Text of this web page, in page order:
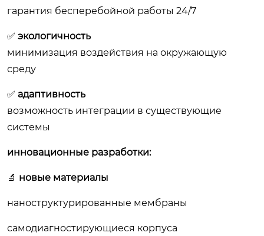
гарантия бесперебойной работы 24/7
✅ экологичность
минимизация воздействия на окружающую
среду
✅ адаптивность
возможность интеграции в существующие
системы
инновационные разработки:
🔬 новые материалы
наноструктурированные мембраны
самодиагностирующиеся корпуса